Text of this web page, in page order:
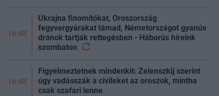
16:48
Ukrajna finomítókat, Oroszország
fegyvergyárakat támad, Németországot gyanús
drónok tartják rettegésben - Háborús híreink
szombaton
16:48
Figyelmeztetnek mindenkit: Zelenszkij szerint
úgy vadásszák a civileket az oroszok, mintha
csak szafari lenne